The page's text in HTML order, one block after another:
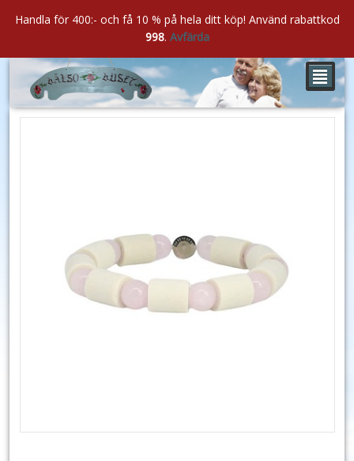
²
Handla för 400:- och få 10 % på hela ditt köp! Använd rabattkod
998. Avfärda